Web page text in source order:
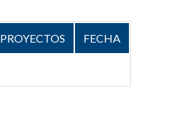
PROYECTOS FECHA